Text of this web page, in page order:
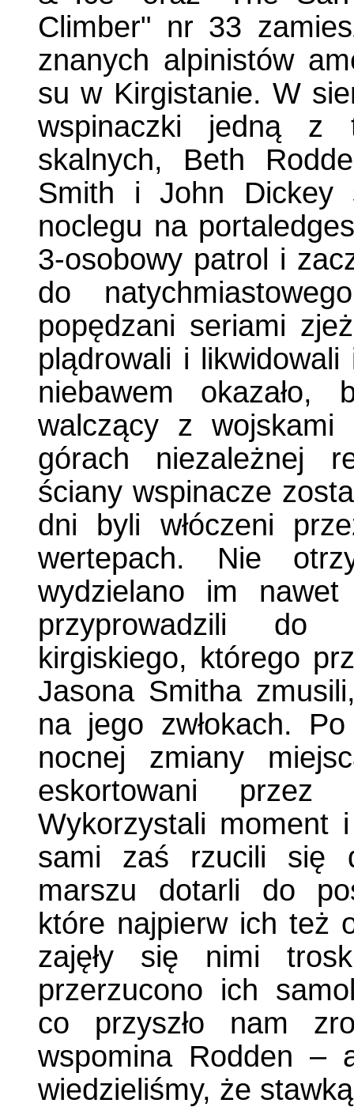
Climber" nr 33
znanych alpinistów
su w Kirgistanie. W
wspinaczki jedną z
skalnych, Beth
Smith i John Dickey
noclegu na
3-osobowy patrol i
do
popędzani seriami
plądrowali i
niebawem
walczący z
górach niezależnej
ściany wspinacze
dni byli włóczeni
wertepach. Nie
wydzielano im
przyprowadzili do
kirgiskiego, którego
Jasona Smitha
na jego zwłokach.
nocnej zmiany
eskortowani przez
Wykorzystali moment
sami zaś rzucili się
marszu dotarli do
które najpierw ich też
zajęły się nimi
przerzucono ich
co przyszło nam
wspomina Rodden –
wiedzieliśmy, że